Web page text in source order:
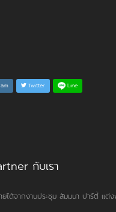
Twitter Line
กับเรา
ได้จากงานประชุม สัมมนา ปาร์ตี้ แต่ง